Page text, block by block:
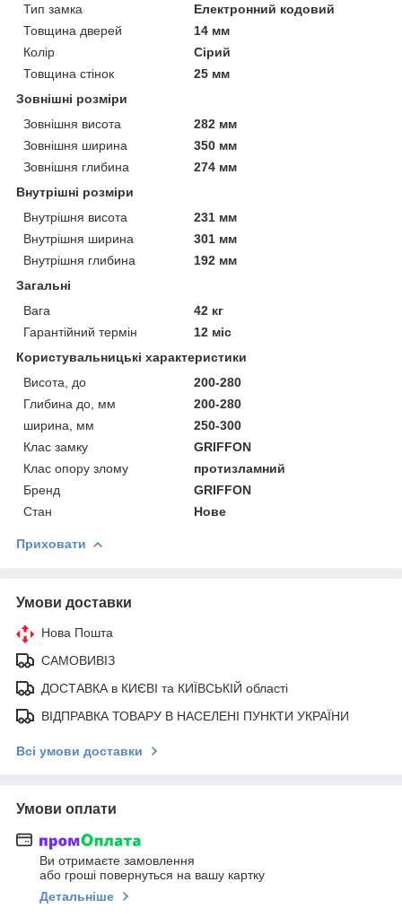
Тип замка
Електронний кодовий
Товщина дверей
14 мм
Колір
Сірий
Товщина стінок
25 мм
Зовнішні розміри
Зовнішня висота
282 мм
Зовнішня ширина
350 мм
Зовнішня глибина
274 мм
Внутрішні розміри
Внутрішня висота
231 мм
Внутрішня ширина
301 мм
Внутрішня глибина
192 мм
Загальні
Вага
42 кг
Гарантійний термін
12 міс
Користувальницькі характеристики
Висота, до
200-280
Глибина до, мм
200-280
ширина, мм
250-300
Клас замку
GRIFFON
Клас опору злому
протизламний
Бренд
GRIFFON
Стан
Нове
Приховати
Умови доставки
Нова Пошта
САМОВИВІЗ
ДОСТАВКА в КИЄВІ та КИЇВСЬКІЙ області
ВІДПРАВКА ТОВАРУ В НАСЕЛЕНІ ПУНКТИ УКРАЇНИ
Всі умови доставки
Умови оплати
Ви отримаєте замовлення
або гроші повернуться на вашу картку
Детальніше